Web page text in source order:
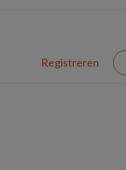
Registreren